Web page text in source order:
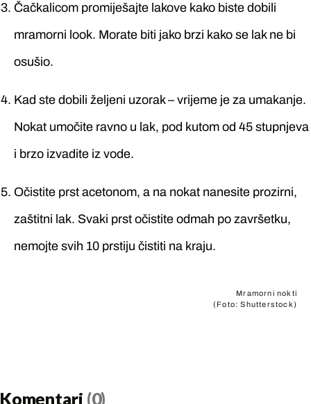
Čačkalicom promiješajte lakove kako biste dobili
mramorni look. Morate biti jako brzi kako se lak ne bi
osušio.
Kad ste dobili željeni uzorak – vrijeme je za umakanje.
Nokat umočite ravno u lak, pod kutom od 45 stupnjeva
i brzo izvadite iz vode.
Očistite prst acetonom, a na nokat nanesite prozirni,
zaštitni lak. Svaki prst očistite odmah po završetku,
nemojte svih 10 prstiju čistiti na kraju.
Mramorni nokti
(Foto: Shutterstock)
Komentari (0)